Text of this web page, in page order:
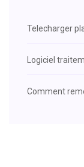
Telecharger
Logiciel
Comment